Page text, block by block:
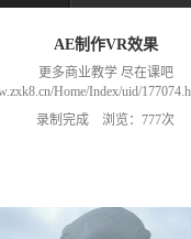
AE制作VR效果
更多商业教学 尽在课吧
Home/Index/uid/
群(课程所用素材和插件，均在
群里干货满满 可以加我们导
录制完成 浏览：777次